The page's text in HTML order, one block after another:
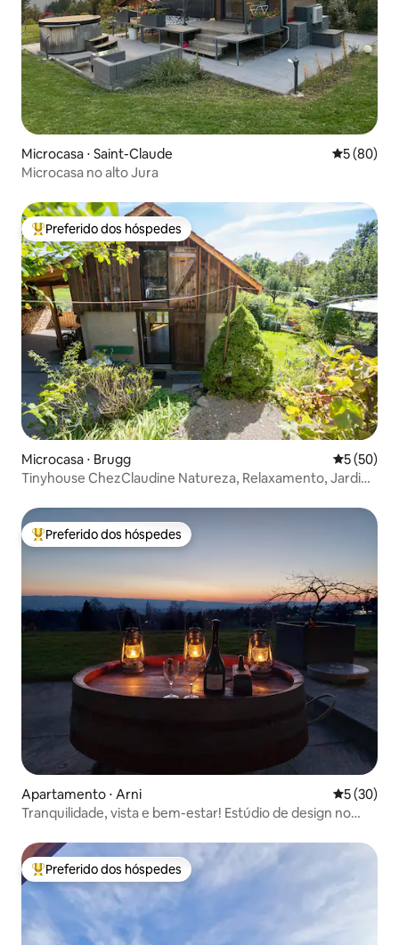
Microcasa ⋅ Saint-Claude 5 de uma
5 (80)
Microcasa no alto Jura
Entre os melhores preferidos dos hóspedes
Preferido dos hóspedes
Microcasa ⋅ Brugg 5 de uma
5 (50)
Tinyhouse ChezClaudine Natureza, Relaxamento, Jardim,
Entre os melhores preferidos dos hóspedes
Preferido dos hóspedes
Apartamento ⋅ Arni 5 de uma
5 (30)
Tranquilidade, vista e bem-estar! Estúdio de design no
Entre os melhores preferidos dos hóspedes
Preferido dos hóspedes